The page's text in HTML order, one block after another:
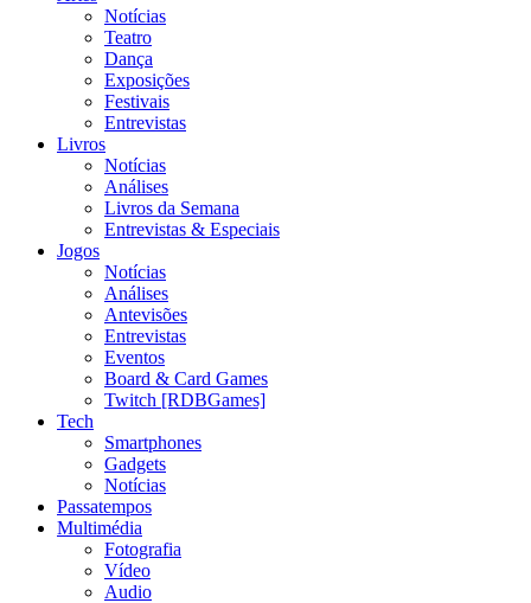
Notícias
Teatro
Dança
Exposições
Festivais
Entrevistas
Livros
Notícias
Análises
Livros da Semana
Entrevistas & Especiais
Jogos
Notícias
Análises
Antevisões
Entrevistas
Eventos
Board & Card Games
Twitch [RDBGames]
Tech
Smartphones
Gadgets
Notícias
Passatempos
Multimédia
Fotografia
Vídeo
Audio